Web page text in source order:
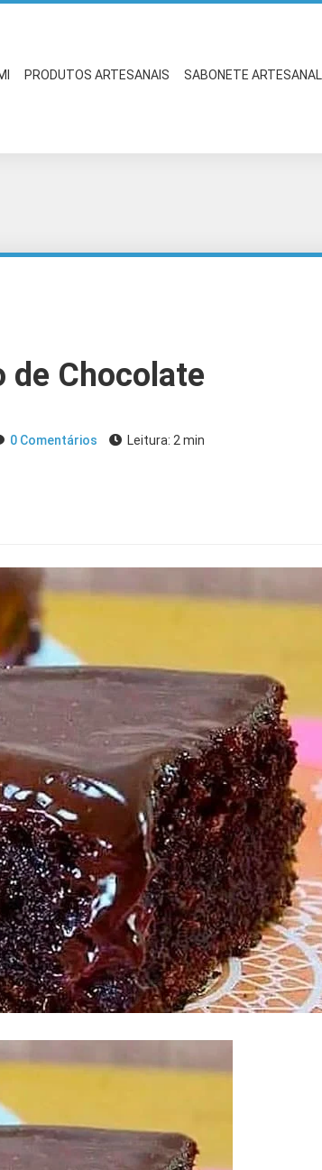
PRODUTOS ARTESANAIS SABONETE ARTESANAL
de Chocolate
0 Comentários Leitura: 2 min